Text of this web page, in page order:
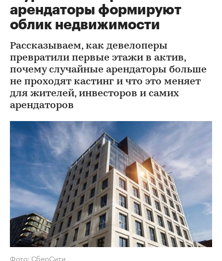
арендаторы формируют
облик недвижимости
Рассказываем, как девелоперы
превратили первые этажи в актив,
почему случайные арендаторы больше
не проходят кастинг и что это меняет
для жителей, инвесторов и самих
арендаторов
Фото: СберСити